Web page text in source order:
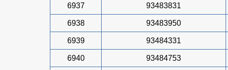
6937 93483831
6938 93483950
6939 93484331
6940 93484753